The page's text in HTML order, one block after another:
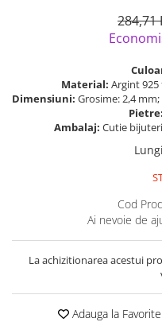
Solutii si lavete de curatare
284,71
Material: Argint
Dimensiuni: Grosime: 2,4
Pietre:
Ambalaj: Cutie
Cod
Ai nevoie de
La achizitionarea acestui
Adauga la Favorite